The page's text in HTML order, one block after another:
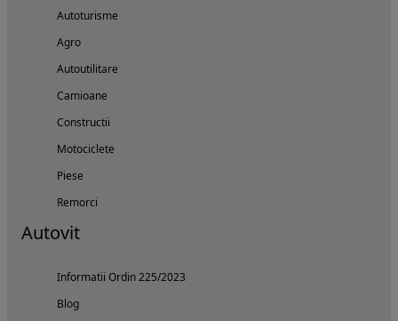
Autoturisme
Agro
Autoutilitare
Camioane
Constructii
Motociclete
Piese
Remorci
Autovit
Informatii Ordin 225/2023
Blog